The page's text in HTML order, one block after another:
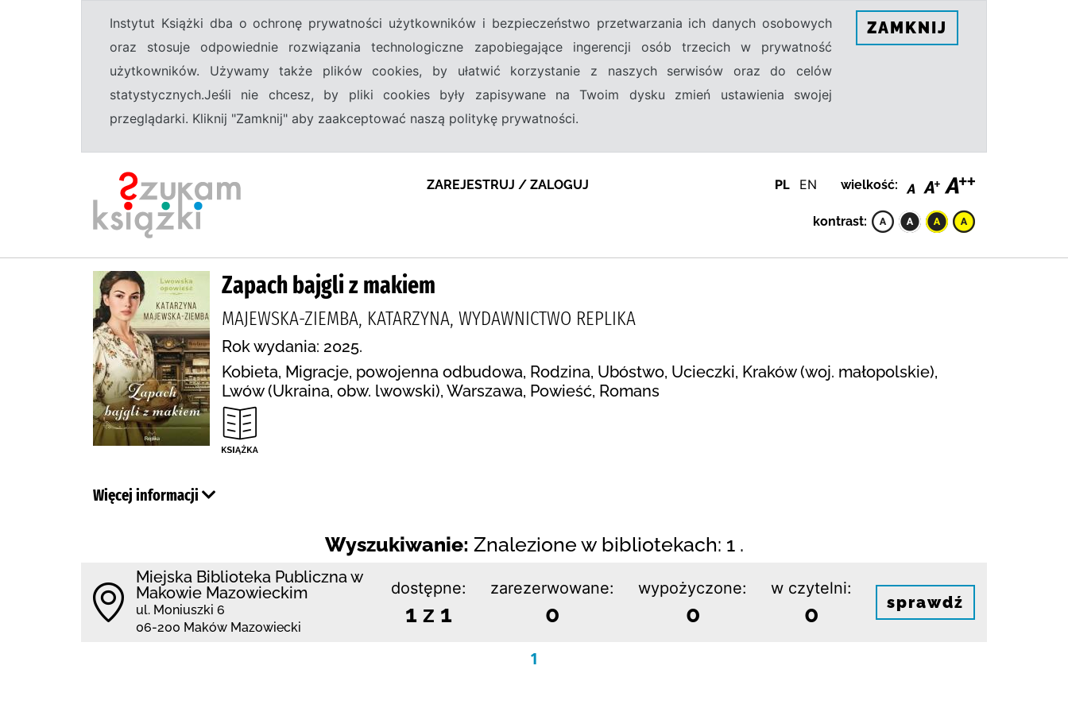
Instytut Książki dba o ochronę prywatności użytkowników i bezpieczeństwo przetwarzania ich danych osobowych
oraz stosuje odpowiednie rozwiązania technologiczne zapobiegające ingerencji osób trzecich w prywatność
użytkowników. Używamy także plików cookies, by ułatwić korzystanie z naszych serwisów oraz do celów
statystycznych.Jeśli nie chcesz, by pliki cookies były zapisywane na Twoim dysku zmień ustawienia swojej
przeglądarki. Kliknij "Zamknij" aby zaakceptować naszą politykę prywatności.
ZAMKNIJ
ZAREJESTRUJ / ZALOGUJ PL EN wielkość:
kontrast:
Zapach bajgli z makiem
MAJEWSKA-ZIEMBA, KATARZYNA, WYDAWNICTWO REPLIKA
Rok wydania: 2025.
Kobieta, Migracje, powojenna odbudowa, Rodzina, Ubóstwo, Ucieczki, Kraków (woj. małopolskie),
Lwów (Ukraina, obw. lwowski), Warszawa, Powieść, Romans
Więcej informacji
Wyszukiwanie: Znalezione w bibliotekach: 1 .
Miejska Biblioteka Publiczna w
Makowie Mazowieckim
ul. Moniuszki 6
06-200 Maków Mazowiecki
dostępne:
1 z 1
zarezerwowane:
0
wypożyczone:
0
w czytelni:
0 sprawdź
1